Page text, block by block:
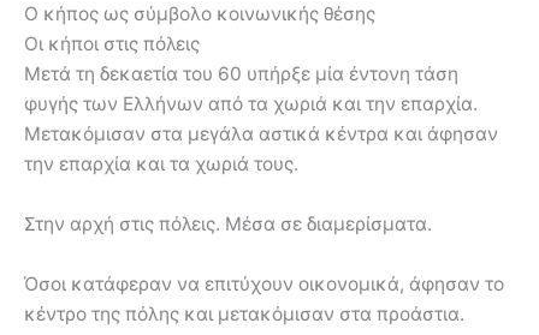
Ο κήπος ως σύμβολο κοινωνικής θέσης
Οι κήποι στις πόλεις
Μετά τη δεκαετία του 60 υπήρξε μία έντονη τάση
φυγής των Ελλήνων από τα χωριά και την επαρχία.
Μετακόμισαν στα μεγάλα αστικά κέντρα και άφησαν
την επαρχία και τα χωριά τους.
Στην αρχή στις πόλεις. Μέσα σε διαμερίσματα.
Όσοι κατάφεραν να επιτύχουν οικονομικά, άφησαν το
κέντρο της πόλης και μετακόμισαν στα προάστια.